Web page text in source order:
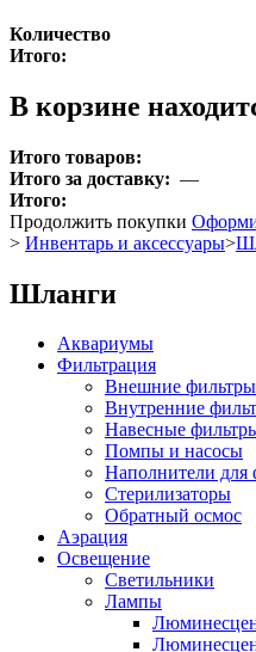
Количество
Итого:
В корзине
Итого товаров:
Итого за доставку: —
Итого:
Продолжить покупки
> Инвентарь и аксессуары>
Шланги
Аквариумы
Фильтрация
Внешние фильтры
Внутренние
Навесные
Помпы и насосы
Наполнители для
Стерилизаторы
Обратный осмос
Аэрация
Освещение
Светильники
Лампы